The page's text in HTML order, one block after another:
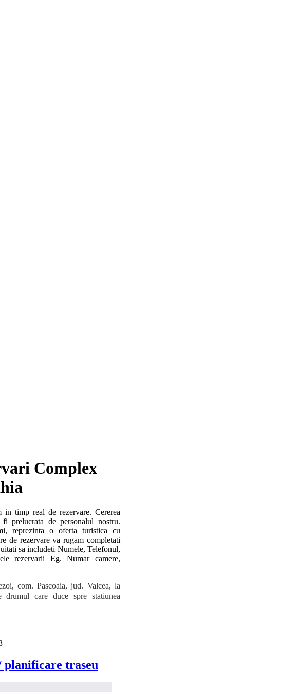
Complex
timp real de rezervare. Cererea
prelucrata de personalul nostru.
reprezinta o oferta turistica cu
de rezervare va rugam completati
sa includeti Numele, Telefonul,
rezervarii Eg. Numar camere,
com. Pascoaia, jud. Valcea, la
care duce spre statiunea